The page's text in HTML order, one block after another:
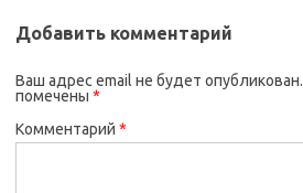
Добавить комментарий
Ваш адрес email не будет опубликован.
помечены *
Комментарий *